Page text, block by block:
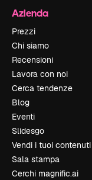
Azienda
Prezzi
Chi siamo
Recensioni
Lavora con noi
Cerca tendenze
Blog
Eventi
Slidesgo
Vendi i tuoi contenuti
Sala stampa
Cerchi magnific.ai